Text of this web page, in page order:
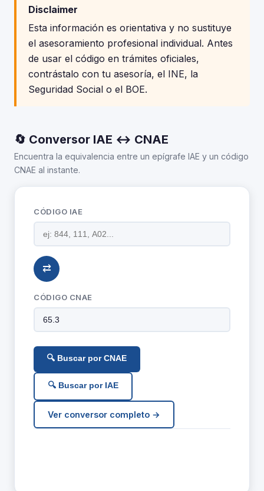
Disclaimer
Esta información es orientativa y no sustituye
el asesoramiento profesional individual. Antes
de usar el código en trámites oficiales,
contrástalo con tu asesoría, el INE, la
Seguridad Social o el BOE.
🔄 Conversor IAE ↔ CNAE
Encuentra la equivalencia entre un epígrafe IAE y un código
CNAE al instante.
CÓDIGO IAE
⇄
CÓDIGO CNAE
🔍 Buscar por CNAE
🔍 Buscar por IAE
Ver conversor completo →